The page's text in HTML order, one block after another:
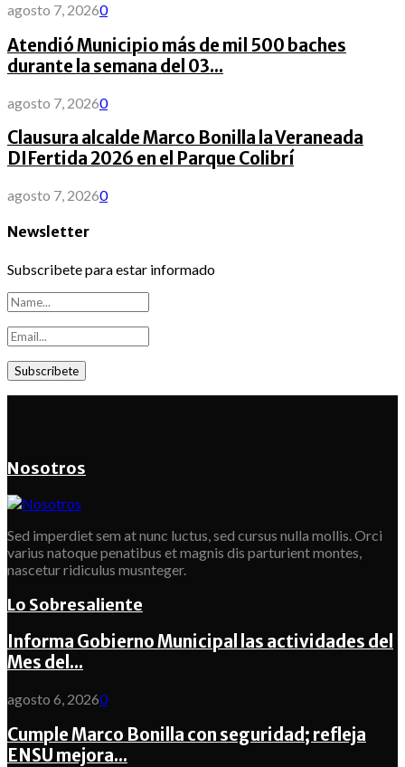
agosto 7, 20260
Atendió Municipio más de mil 500 baches
durante la semana del 03...
agosto 7, 20260
Clausura alcalde Marco Bonilla la Veraneada
DIFertida 2026 en el Parque Colibrí
agosto 7, 20260
Newsletter
Subscribete para estar informado
Nosotros
Sed imperdiet sem at nunc luctus, sed cursus nulla mollis. Orci
varius natoque penatibus et magnis dis parturient montes,
nascetur ridiculus musnteger.
Lo Sobresaliente
Informa Gobierno Municipal las actividades del
Mes del...
agosto 6, 20260
Cumple Marco Bonilla con seguridad; refleja
ENSU mejora...